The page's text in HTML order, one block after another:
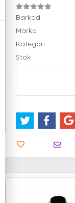
Barkod
Marka
Kategori
Stok